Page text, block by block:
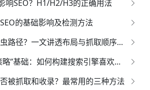
响SEO？H1/H2/H3的正确用法
的基础影响及检测方法
页面结构影响爬虫路径？一文讲透布局与抓取顺序的深层逻辑
SEO中的“内链策略”基础：如何构建搜索引擎喜欢的结构图？
被抓取和收录？最常用的三种方法